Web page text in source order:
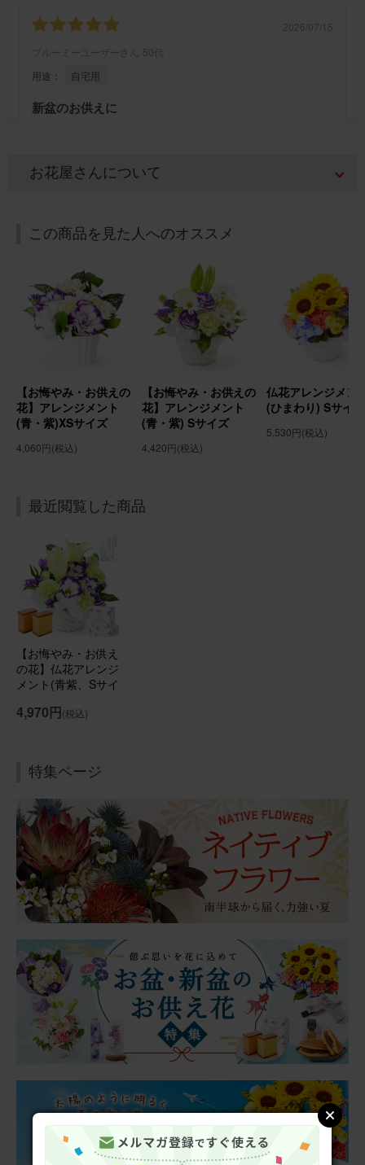
2026/07/15
ブルーミーユーザーさん
50代
用途：
自宅用
新盆のお供えに
た、利用したいと思います。
ブルーミーユーザーさん
用途：
その他
お盆のお花に！
実家にお盆用にお花を贈りました！ とても喜ばれました！
よかったです。
【お悔やみ・お供えの花】アレンジメント(ピンク) Sサイ
ズ
用途：
自宅用
お父さん、お母さん見てる？
ちょっと色が無くて、私の父は文句言いそうですが、私
は、満足！ 父は、「百合」が嫌いだったようで、「百合」
は外して（ごめんなさい）、台所に飾らせて頂きました。
とてもバランスが良く、キレイです。
【お悔やみ・お供えの花】アレンジメント(白) Sサイズ
にゃににゃに 60代
お父さん、お母さん見てる？
実父・実母の仏壇に飾らせて頂きました。 ２人とも植物が
好き（父はサボテン推し）でした。きっと、喜んでくれて
いると思います。 いずれにせよ、お花が１輪でもあると、
何かメリハリ（？）が出来て、イイですね☆☆
【お悔やみ・お供えの花】アレンジメント(ピンク)XSサイ
2026/06/21
ブルーミーユーザーさん
50代
用途：
父の日
父の日に
亡くなった義父に送りました。 義母はどら焼きを自分にと
思ったらしく、すぐに食べてしまったそうです… 美味しか
ったそうです。 お供えくださいね、とカードを添えたら良
かったかな？ お花は綺麗だととても喜んでもらえて良かっ
お花屋さんについて
この商品を見た人へのオススメ
【お悔やみ・お供えの
花】アレンジメント
(青・紫)XSサイズ
4,060円(税込)
【お悔やみ・お供えの
花】アレンジメント
(青・紫) Sサイズ
4,420円(税込)
仏花アレンジメン
(ひまわり) Sサイズ
5,530円(税込)
最近閲覧した商品
【お悔やみ・お供え
の花】仏花アレンジ
メント(青紫、Sサイ
ルーツカステラのセ
4,970円(税込)
特集ページ